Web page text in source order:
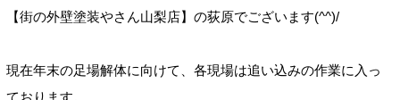
【街の外壁塗装やさん山梨店】の荻原でございます(^^)/
現在年末の足場解体に向けて、各現場は追い込みの作業に入っ
ております。